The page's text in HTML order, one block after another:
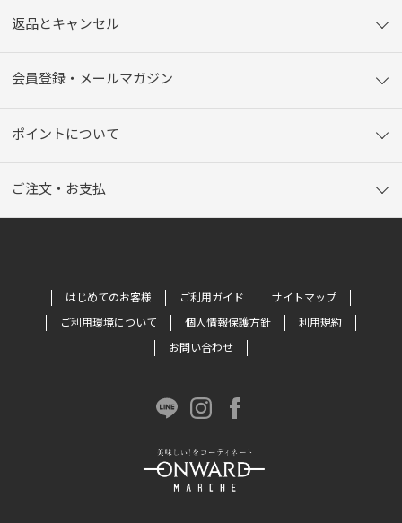
返品とキャンセル
会員登録・メールマガジン
ポイントについて
ご注文・お支払
はじめてのお客様 ご利用ガイド
サイトマップ
ご利用環境について
個人情報保護方針
利用規約
お問い合わせ